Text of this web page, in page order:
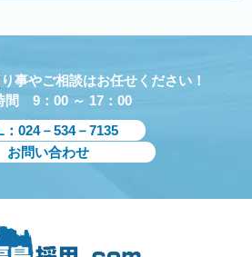
事やご相談はお任せください！
間 9：00 ～ 17：00
：024－534－7135
お問い合わせ